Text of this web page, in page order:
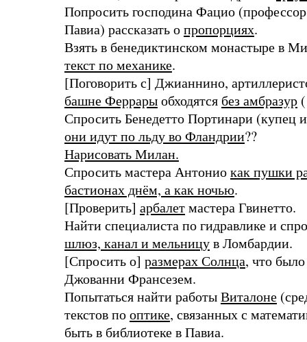
Попросить господина Фацио
Павиа) рассказать опропорциях.
Взять в бенедиктинском монастыре в
текст по механике.
[Поговорить с] Джианнино,
башне Феррарыобходятся без амбразур
Спросить Бенедетто Портинари (купец
они идут по льду во Фландрии??
Нарисовать Милан.
Спросить мастера Антониокак пушки
бастионах днём, а как ночью.
[Проверить] арбалетмастера Гвинетто.
Найти специалиста по гидравлике и
шлюз, канал и мельницув Ломбардии.
[Спросить о] размерах Солнца, что
Джованни Франсезем.
Попытаться найти работыВиталоне
текстов пооптике, связанных с
быть в библиотеке в Павиа.